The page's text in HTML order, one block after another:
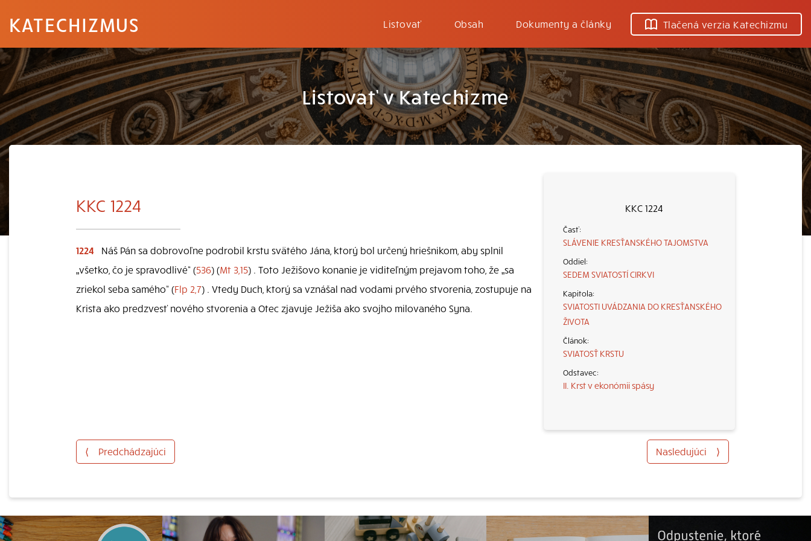
KATECHIZMUS Listovať Obsah Dokumenty a články Tlačená verzia Katechizmu
Listovať v Katechizme
KKC 1224
SLÁVENIE KRESŤANSKÉHO TAJOMSTVA
SEDEM SVIATOSTÍ CIRKVI
SVIATOSTI UVÁDZANIA DO KRESŤANSKÉHO
ŽIVOTA
SVIATOSŤ KRSTU
II. Krst v ekonómii spásy
KKC 1224
1224
Náš Pán sa dobrovoľne podrobil krstu svätého Jána, ktorý bol určený hriešnikom, aby splnil
„všetko, čo je spravodlivé“ (536) (Mt 3,15) . Toto Ježišovo konanie je viditeľným prejavom toho, že „sa
zriekol seba samého“ (Flp 2,7) . Vtedy Duch, ktorý sa vznášal nad vodami prvého stvorenia, zostupuje na
Krista ako predzvesť nového stvorenia a Otec zjavuje Ježiša ako svojho milovaného Syna.
⟨ Predchádzajúci Nasledujúci ⟩